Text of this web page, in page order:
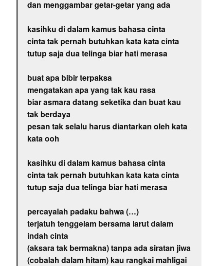
dan menggambar getar-getar yang ada
kasihku di dalam kamus bahasa cinta
cinta tak pernah butuhkan kata kata cinta
tutup saja dua telinga biar hati merasa
buat apa bibir terpaksa
mengatakan apa yang tak kau rasa
biar asmara datang seketika dan buat kau
tak berdaya
pesan tak selalu harus diantarkan oleh kata
kata ooh
kasihku di dalam kamus bahasa cinta
cinta tak pernah butuhkan kata kata cinta
tutup saja dua telinga biar hati merasa
percayalah padaku bahwa (…)
terjatuh tenggelam bersama larut dalam
indah cinta
(aksara tak bermakna) tanpa ada siratan jiwa
(cobalah dalam hitam) kau rangkai mahligai